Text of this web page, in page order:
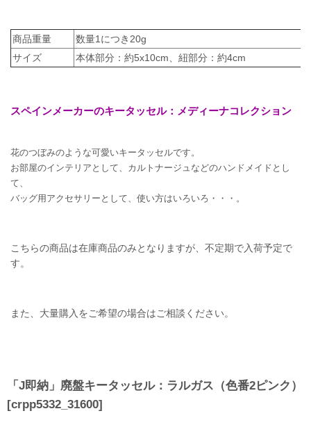
商品重量
数量1につき20g
サイズ
本体部分：約5x10cm、紐部分：約4cm
スペインメーカーのキータッセル：メディーナコレクション
花のつぼみのような可愛いキータッセルです。
お部屋のインテリアとして、カルトナージュなどのハンドメイドとし
て、
バッグ用アクセサリーとして、使い方はいろいろ・・・。
こちらの商品は在庫商品のみとなりますが、不定期で入荷予定で
す。
また、大量購入をご希望の場合はご相談ください。
「J即納」廃盤キータッセル：ラルガス（色番2ピンク）
[crpp5332_31600]